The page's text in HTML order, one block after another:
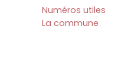
Numéros utiles
La commune